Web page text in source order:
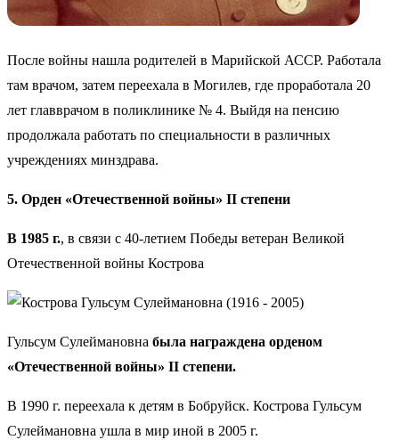
После войны нашла родителей в Марийской АССР. Работала
там врачом, затем переехала в Могилев, где проработала 20
лет главврачом в поликлинике № 4. Выйдя на пенсию
продолжала работать по специальности в различных
учреждениях минздрава.
5. Орден «Отечественной войны» II степени
В 1985 г., в связи с 40-летием Победы ветеран Великой
Отечественной войны Кострова
Гульсум Сулеймановна была награждена орденом
«Отечественной войны» II степени.
В 1990 г. переехала к детям в Бобруйск. Кострова Гульсум
Сулеймановна ушла в мир иной в 2005 г.